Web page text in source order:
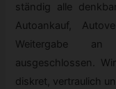
ständig alle
Autoankauf,
Weitergabe
ausgeschlossen.
diskret, vertraulich